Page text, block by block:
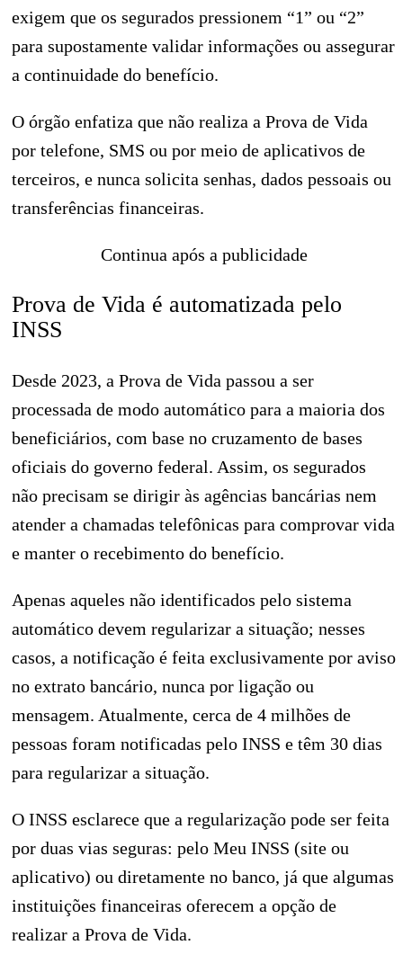
exigem que os segurados pressionem “1” ou “2”
para supostamente validar informações ou assegurar
a continuidade do benefício.
O órgão enfatiza que não realiza a Prova de Vida
por telefone, SMS ou por meio de aplicativos de
terceiros, e nunca solicita senhas, dados pessoais ou
transferências financeiras.
Continua após a publicidade
Prova de Vida é automatizada pelo
INSS
Desde 2023, a Prova de Vida passou a ser
processada de modo automático para a maioria dos
beneficiários, com base no cruzamento de bases
oficiais do governo federal. Assim, os segurados
não precisam se dirigir às agências bancárias nem
atender a chamadas telefônicas para comprovar vida
e manter o recebimento do benefício.
Apenas aqueles não identificados pelo sistema
automático devem regularizar a situação; nesses
casos, a notificação é feita exclusivamente por aviso
no extrato bancário, nunca por ligação ou
mensagem. Atualmente, cerca de 4 milhões de
pessoas foram notificadas pelo INSS e têm 30 dias
para regularizar a situação.
O INSS esclarece que a regularização pode ser feita
por duas vias seguras: pelo Meu INSS (site ou
aplicativo) ou diretamente no banco, já que algumas
instituições financeiras oferecem a opção de
realizar a Prova de Vida.